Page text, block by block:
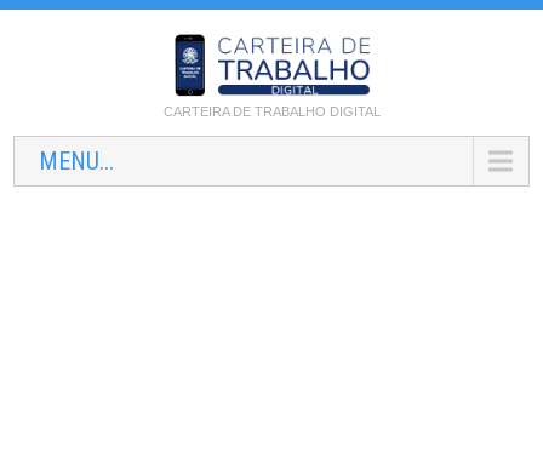
CARTEIRA DE TRABALHO DIGITAL
MENU...